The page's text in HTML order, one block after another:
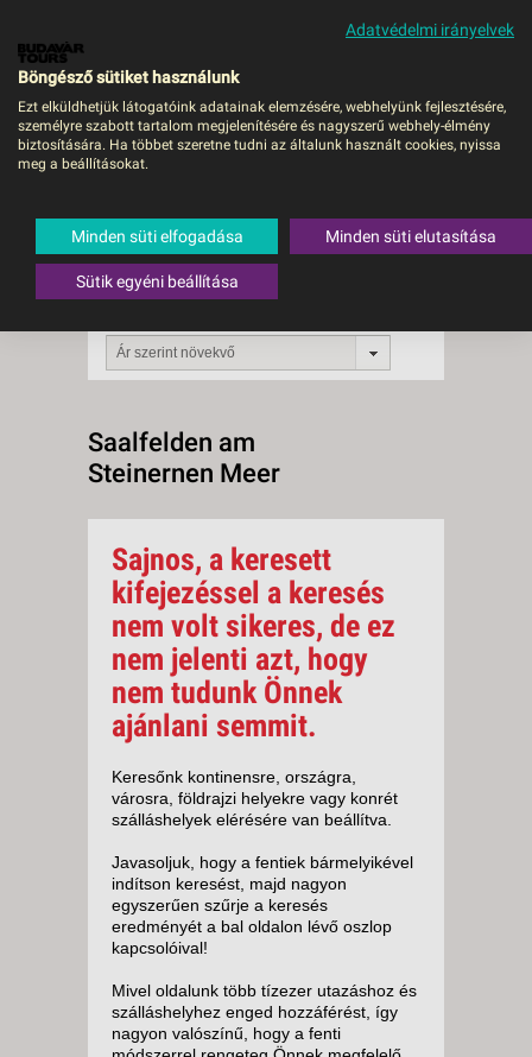
MENÜ
Saalfelden am Steinernen
Meer
Összesen0 db a keresésnek
megfelelő utazásttaláltunk.
A keresővel tovább szűkítheti a
találati listát!
Ár szerint növekvő
Saalfelden am
Steinernen Meer
Sajnos, a keresett
kifejezéssel a keresés
nem volt sikeres, de ez
nem jelenti azt, hogy
nem tudunk Önnek
ajánlani semmit.
Keresőnk kontinensre, országra,
városra, földrajzi helyekre vagy konrét
szálláshelyek elérésére van beállítva.
Javasoljuk, hogy a fentiek bármelyikével
indítson keresést, majd nagyon
egyszerűen szűrje a keresés
eredményét a bal oldalon lévő oszlop
kapcsolóival!
Mivel oldalunk több tízezer utazáshoz és
szálláshelyhez enged hozzáférést, így
nagyon valószínű, hogy a fenti
Adatvédelmi irányelvek
Böngésző sütiket használunk
Ezt elküldhetjük látogatóink adatainak elemzésére, webhelyünk fejlesztésére,
személyre szabott tartalom megjelenítésére és nagyszerű webhely-élmény
biztosítására. Ha többet szeretne tudni az általunk használt cookies, nyissa
meg a beállításokat.
Minden süti elfogadása Minden süti elutasítása
Sütik egyéni beállítása